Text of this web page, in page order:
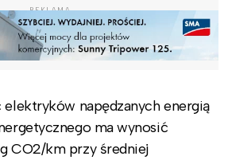
REKLAMA
elektryków napędzanych energią
ma wynosić
CO2/km przy średniej